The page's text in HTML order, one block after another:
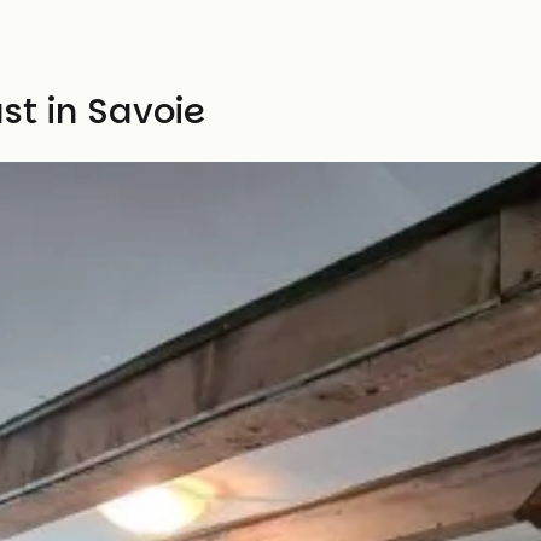
in Savoie